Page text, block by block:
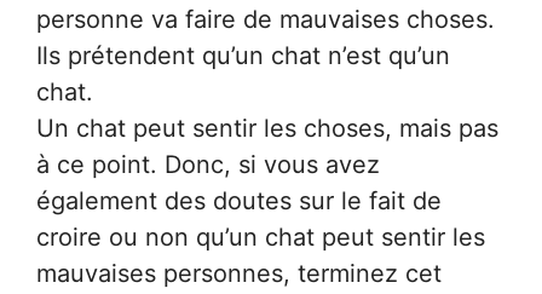
personne va faire de mauvaises choses.
Ils prétendent qu’un chat n’est qu’un
chat.
Un chat peut sentir les choses, mais pas
à ce point. Donc, si vous avez
également des doutes sur le fait de
croire ou non qu’un chat peut sentir les
mauvaises personnes, terminez cet